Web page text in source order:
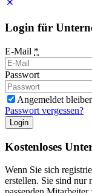
Login für
E-Mail *
Passwort
Angemeldet
Passwort vergessen?
Login
Kostenloses
Wenn Sie sich
erstellen. Sie sind nur